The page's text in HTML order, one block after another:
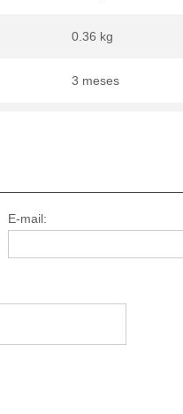
0.36 kg
3 meses
E-mail: